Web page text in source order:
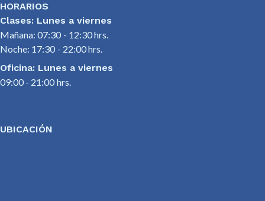
HORARIOS
Clases: Lunes a viernes
Mañana: 07:30 - 12:30 hrs.
Noche: 17:30 - 22:00 hrs.
Oficina: Lunes a viernes
09:00 - 21:00 hrs.
UBICACIÓN